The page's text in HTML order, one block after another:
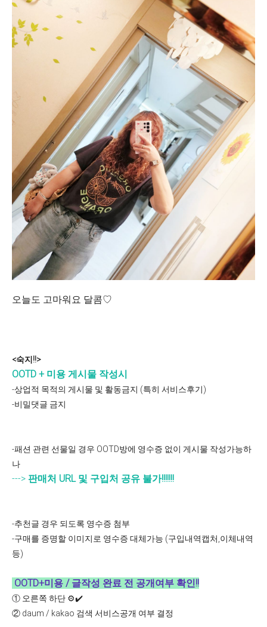
오늘도 고마워요 달콤♡
<숙지!!>
OOTD + 미용 게시물 작성시
-상업적 목적의 게시물 및 활동금지 (특히 서비스후기)
-비밀댓글 금지
-패션 관련 선물일 경우 OOTD방에 영수증 없이 게시물 작성가능하
나
---> 판매처 URL 및 구입처 공유 불가!!!!!!!
-추천글 경우 되도록 영수증 첨부
-구매를 증명할 이미지로 영수증 대체가능 (구입내역캡처,이체내역
등)
OOTD+미용 / 글작성 완료 전 공개여부 확인!!
① 오른쪽 하단 ⚙️✔️
② daum / kakao 검색 서비스공개 여부 결정